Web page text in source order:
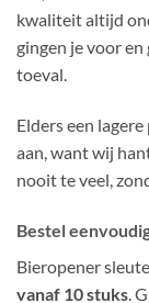
kwaliteit altijd
gingen je voor en
toeval.
Elders een
aan, want wij
nooit te veel,
Bestel
Bieropener
vanaf 10 stuks .